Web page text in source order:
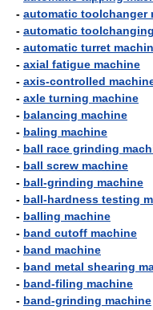
- automatic toolchanger
- automatic
- automatic turret
- axial fatigue machine
- axis-controlled
- axle turning machine
- balancing machine
- baling machine
- ball race grinding
- ball screw machine
- ball-grinding machine
- ball-hardness testing
- balling machine
- band cutoff machine
- band machine
- band metal shearing
- band-filing machine
- band-grinding machine